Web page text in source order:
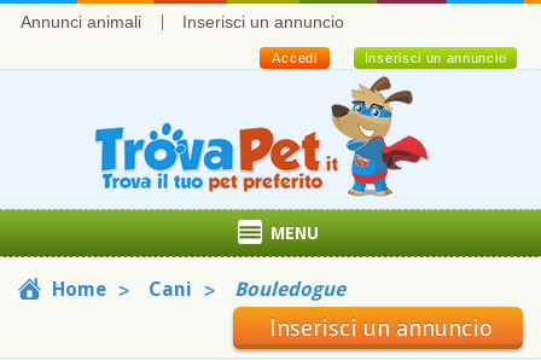
Annunci animali Inserisci un annuncio
Inserisci un annuncio
Accedi
MENU
Home Cani Bouledogue
Inserisci un annuncio